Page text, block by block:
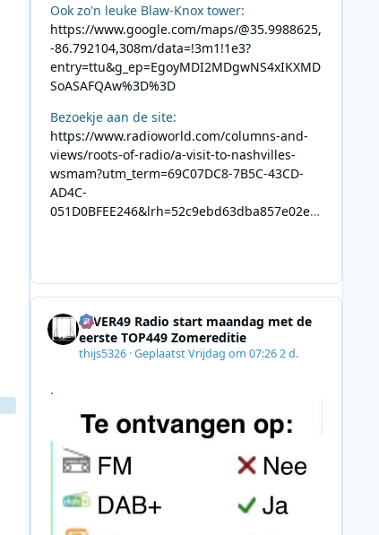
Ook zo'n leuke Blaw-Knox tower:
https://www.google.com/maps/@35.9988625,
-86.792104,308m/data=!3m1!1e3?
entry=ttu&g_ep=EgoyMDI2MDgwNS4xIKXMD
SoASAFQAw%3D%3D
Bezoekje aan de site:
https://www.radioworld.com/columns-and-
views/roots-of-radio/a-visit-to-nashvilles-
wsmam?utm_term=69C07DC8-7B5C-43CD-
AD4C-
051D0BFEE246&lrh=52c9ebd63dba857e02ec
AB2831C8A639&utm_medium=email&utm_co
8F09201A140D&utm_source=SmartBrief
4EVER49 Radio start maandag met de
eerste TOP449 Zomereditie
thijs5326·GeplaatstVrijdag om 07:262 d.
.